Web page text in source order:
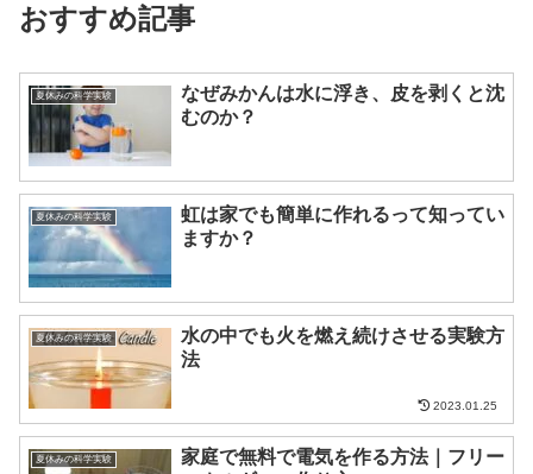
おすすめ記事
夏休みの科学実験
なぜみかんは水に浮き、皮を剥くと沈
むのか？
夏休みの科学実験
虹は家でも簡単に作れるって知ってい
ますか？
夏休みの科学実験
水の中でも火を燃え続けさせる実験方
法
2023.01.25
夏休みの科学実験
家庭で無料で電気を作る方法｜フリー